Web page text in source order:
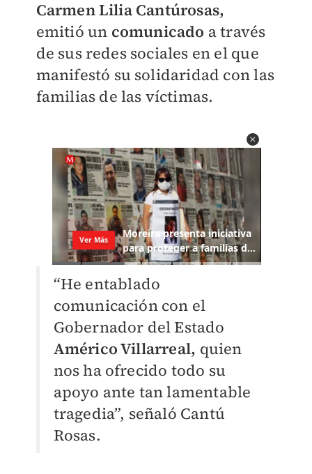
Carmen Lilia Cantúrosas,
emitió un comunicado a través
de sus redes sociales en el que
manifestó su solidaridad con las
familias de las víctimas.
“He entablado
comunicación con el
Gobernador del Estado
Américo Villarreal, quien
nos ha ofrecido todo su
apoyo ante tan lamentable
tragedia”, señaló Cantú
Rosas.